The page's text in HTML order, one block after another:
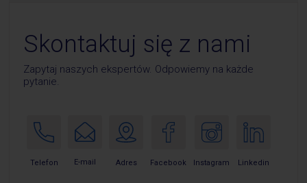
Skontaktuj się z nami
Zapytaj naszych ekspertów. Odpowiemy na każde
pytanie.
Telefon E-mail Adres Facebook Instagram Linkedin